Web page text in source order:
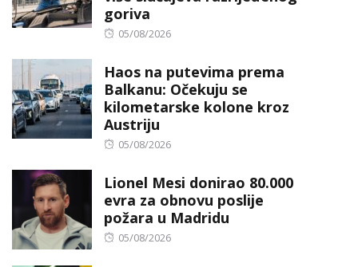
goriva
Posted
05/08/2026
Haos na putevima prema
Balkanu: Očekuju se
kilometarske kolone kroz
Austriju
Posted
05/08/2026
Lionel Mesi donirao 80.000
evra za obnovu poslije
požara u Madridu
Posted
05/08/2026